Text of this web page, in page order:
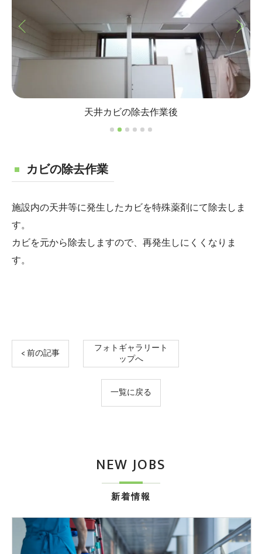
壁カビの除去作業前
カビの除去作業
施設内の天井等に発生したカビを特殊薬剤にて除去しま
す。
カビを元から除去しますので、再発生しにくくなりま
す。
< 前の記事
フォトギャラリート
ップへ
一覧に戻る
新着情報
NEW JOBS